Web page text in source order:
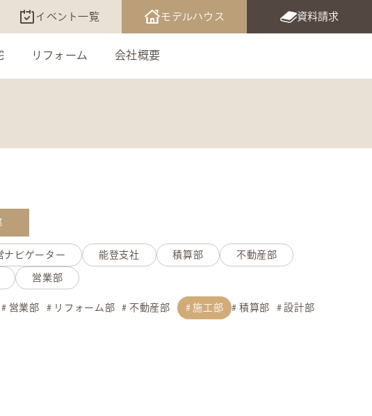
イベント一覧 モデルハウス 資料請求
リフォーム 会社概要
ナビゲーター 能登支社 積算部 不動産部
営業部
営業部 リフォーム部 不動産部 施工部 積算部 設計部